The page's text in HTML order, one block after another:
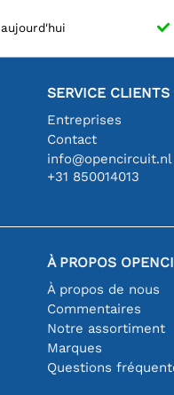
SERVICE CLIENTS
Entreprises
Contact
info@opencircuit.nl
+31 850014013
À PROPOS
À propos de nous
Commentaires
Notre assortiment
Marques
Questions